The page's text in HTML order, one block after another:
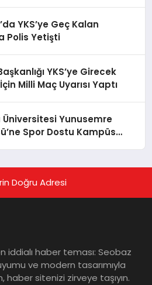
YKS’ye Geç Kalan
Polis Yetişti
YKS’ye Girecek
Milli Maç Uyarısı Yaptı
Yunusemre
Spor Dostu Kampüs
Doğru Adresi
iddialı haber teması: Seobaz
ve modern tasarımıyla
haber sitenizi zirveye taşıyın.